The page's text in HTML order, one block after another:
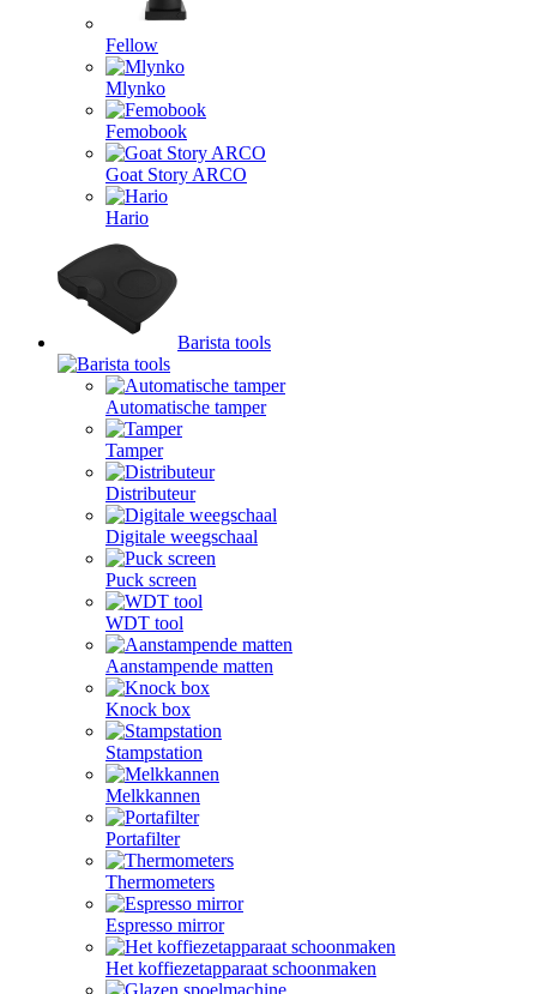
Fellow
Mlynko
Femobook
Goat Story ARCO
Hario
Barista tools
Automatische tamper
Tamper
Distributeur
Digitale weegschaal
Puck screen
WDT tool
Aanstampende matten
Knock box
Stampstation
Melkkannen
Portafilter
Thermometers
Espresso mirror
Het koffiezetapparaat schoonmaken